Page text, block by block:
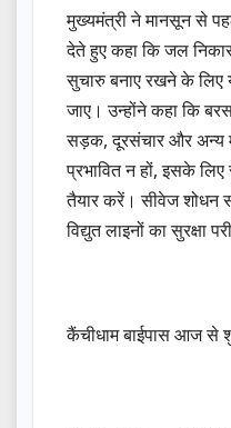
मुख्यमंत्री ने मानसून से
देते हुए कहा कि जल
सुचारु बनाए रखने के लिए
जाए। उन्होंने कहा कि
सड़क, दूरसंचार और
प्रभावित न हों, इसके लिए
तैयार करें। सीवेज
विद्युत लाइनों का सुरक्षा
कैंचीधाम बाईपास आज से